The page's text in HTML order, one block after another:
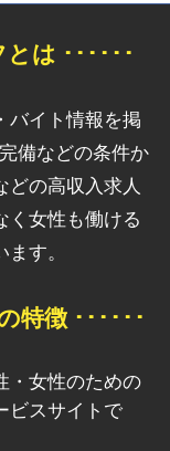
は ･･････
バイト情報を掲
備などの条件か
どの高収入求人
く女性も働ける
す。
特徴 ･･････
・女性のための
ビスサイトで